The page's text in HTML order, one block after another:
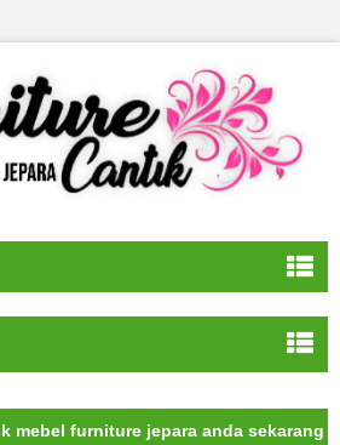
furniture jepara anda sekarang juga.